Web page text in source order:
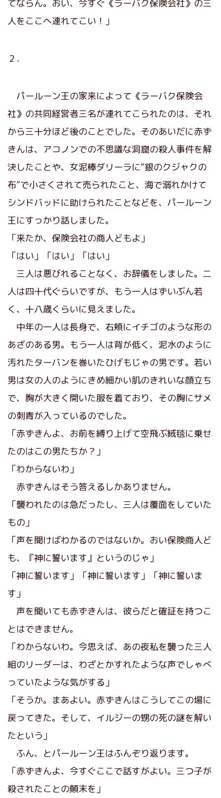
てならん。おい、今すぐ《ラーバク保険会社》の三
人をここへ連れてこい！」
２．
パールーン王の家来によって《ラーバク保険会
社》の共同経営者三名が連れてこられたのは、それ
から三十分ほど後のことでした。そのあいだに赤ず
きんは、アコノンでの不思議な洞窟の殺人事件を解
決したことや、女泥棒ダリーラに“銀のクジャクの
布”で小さくされて売られたこと、海で溺れかけて
シンドバッドに助けられたことなどを、パールーン
王にすっかり話しました。
「来たか、保険会社の商人どもよ」
「はい」「はい」「はい」
三人は悪びれることなく、お辞儀をしました。二
人は四十代ぐらいですが、もう一人はずいぶん若
く、十八歳くらいに見えました。
中年の一人は長身で、右頬にイチゴのような形の
あざのある男。もう一人は背が低く、泥水のように
汚れたターバンを巻いたひげもじゃの男です。若い
男は女の人のようにきめ細かい肌のきれいな顔立ち
で、胸が大きく開いた服を着ており、その胸にサメ
の刺青が入っているのでした。
「赤ずきんよ、お前を縛り上げて空飛ぶ絨毯に乗せ
たのはこの男たちか？」
「わからないわ」
赤ずきんはそう答えるしかありません。
「襲われたのは急だったし、三人は覆面をしていた
もの」
「声を聞けばわかるのではないか。おい保険商人ど
も、『神に誓います』というのじゃ」
「神に誓います」「神に誓います」「神に誓いま
す」
声を聞いても赤ずきんは、彼らだと確証を持つこ
とはできません。
「わからないわ。今思えば、あの夜私を襲った三人
組のリーダーは、わざとかすれたような声でしゃべ
っていたような気がする」
「そうか。まあよい。赤ずきんはこうしてこの場に
戻ってきた。そして、イルジーの甥の死の謎を解い
たという」
ふん、とパールーン王はふんぞり返ります。
「赤ずきんよ、今すぐここで話すがよい。三つ子が
殺されたことの顛末を」